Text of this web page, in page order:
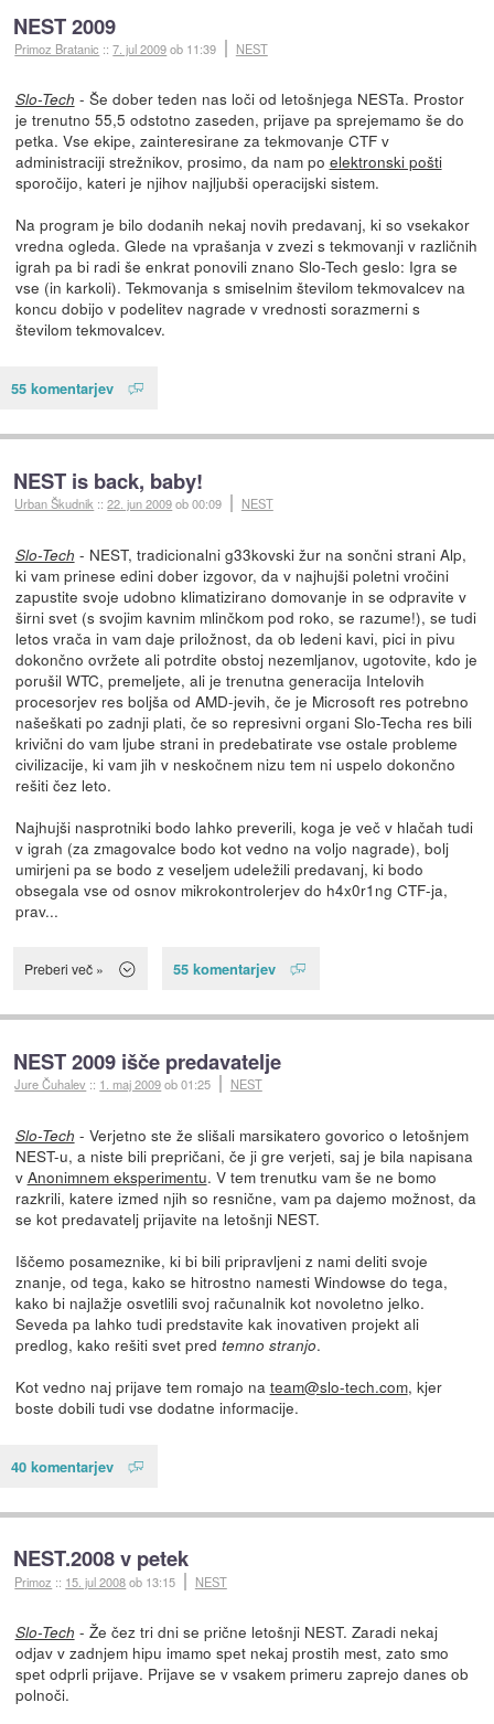
NEST 2009
Primoz Bratanic ::7. jul 2009ob 11:39 NEST
Slo-Tech - Še dober teden nas loči od letošnjega NESTa. Prostor
je trenutno 55,5 odstotno zaseden, prijave pa sprejemamo še do
petka. Vse ekipe, zainteresirane za tekmovanje CTF v
administraciji strežnikov, prosimo, da nam po elektronski pošti
sporočijo, kateri je njihov najljubši operacijski sistem.
Na program je bilo dodanih nekaj novih predavanj, ki so vsekakor
vredna ogleda. Glede na vprašanja v zvezi s tekmovanji v različnih
igrah pa bi radi še enkrat ponovili znano Slo-Tech geslo: Igra se
vse (in karkoli). Tekmovanja s smiselnim številom tekmovalcev na
koncu dobijo v podelitev nagrade v vrednosti sorazmerni s
številom tekmovalcev.
55 komentarjev
NEST is back, baby!
Urban Škudnik ::22. jun 2009ob 00:09 NEST
Slo-Tech - NEST, tradicionalni g33kovski žur na sončni strani Alp,
ki vam prinese edini dober izgovor, da v najhujši poletni vročini
zapustite svoje udobno klimatizirano domovanje in se odpravite v
širni svet (s svojim kavnim mlinčkom pod roko, se razume!), se tudi
letos vrača in vam daje priložnost, da ob ledeni kavi, pici in pivu
dokončno ovržete ali potrdite obstoj nezemljanov, ugotovite, kdo je
porušil WTC, premeljete, ali je trenutna generacija Intelovih
procesorjev res boljša od AMD-jevih, če je Microsoft res potrebno
našeškati po zadnji plati, če so represivni organi Slo-Techa res bili
krivični do vam ljube strani in predebatirate vse ostale probleme
civilizacije, ki vam jih v neskočnem nizu tem ni uspelo dokončno
rešiti čez leto.
Najhujši nasprotniki bodo lahko preverili, koga je več v hlačah tudi
v igrah (za zmagovalce bodo kot vedno na voljo nagrade), bolj
umirjeni pa se bodo z veseljem udeležili predavanj, ki bodo
obsegala vse od osnov mikrokontrolerjev do h4x0r1ng CTF-ja,
prav...
Preberi več » 55 komentarjev
NEST 2009 išče predavatelje
Jure Čuhalev :: 1. maj 2009ob 01:25 NEST
Slo-Tech - Verjetno ste že slišali marsikatero govorico o letošnjem
NEST-u, a niste bili prepričani, če ji gre verjeti, saj je bila napisana
v Anonimnem eksperimentu. V tem trenutku vam še ne bomo
razkrili, katere izmed njih so resnične, vam pa dajemo možnost, da
se kot predavatelj prijavite na letošnji NEST.
Iščemo posameznike, ki bi bili pripravljeni z nami deliti svoje
znanje, od tega, kako se hitrostno namesti Windowse do tega,
kako bi najlažje osvetlili svoj računalnik kot novoletno jelko.
Seveda pa lahko tudi predstavite kak inovativen projekt ali
predlog, kako rešiti svet pred temno stranjo.
Kot vedno naj prijave tem romajo na team@slo-tech.com, kjer
boste dobili tudi vse dodatne informacije.
40 komentarjev
NEST.2008 v petek
Primoz :: 15. jul 2008ob 13:15 NEST
Slo-Tech - Že čez tri dni se prične letošnji NEST. Zaradi nekaj
odjav v zadnjem hipu imamo spet nekaj prostih mest, zato smo
spet odprli prijave. Prijave se v vsakem primeru zaprejo danes ob
polnoči.